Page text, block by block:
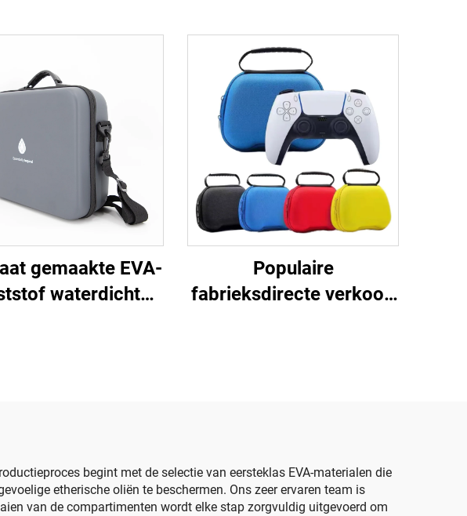
gemaakte EVA-
waterdichte
Populaire
fabrieksdirecte verkoop
begint met de selectie van eersteklas EVA-materialen die
etherische oliën te beschermen. Ons zeer ervaren team is
van de compartimenten wordt elke stap zorgvuldig uitgevoerd om